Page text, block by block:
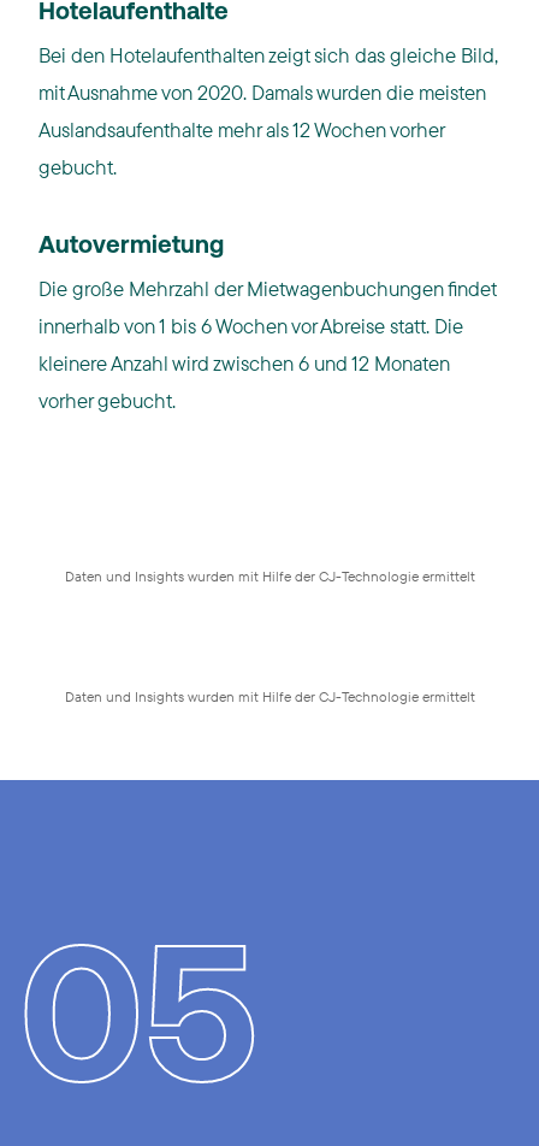
Hotelaufenthalte
Bei den Hotelaufenthalten zeigt sich das gleiche Bild,
mit Ausnahme von 2020. Damals wurden die meisten
Auslandsaufenthalte mehr als 12 Wochen vorher
gebucht.
Autovermietung
Die große Mehrzahl der Mietwagenbuchungen findet
innerhalb von 1 bis 6 Wochen vor Abreise statt. Die
kleinere Anzahl wird zwischen 6 und 12 Monaten
vorher gebucht.
Daten und Insights wurden mit Hilfe der CJ-Technologie ermittelt
Daten und Insights wurden mit Hilfe der CJ-Technologie ermittelt
05